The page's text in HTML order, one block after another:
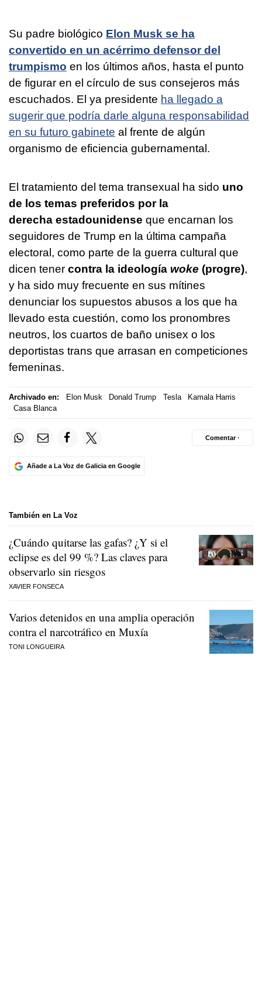
Su padre biológico Elon Musk se ha
convertido en un acérrimo defensor del
trumpismo en los últimos años, hasta el punto
de figurar en el círculo de sus consejeros más
escuchados. El ya presidente ha llegado a
sugerir que podría darle alguna responsabilidad
en su futuro gabinete al frente de algún
organismo de eficiencia gubernamental.
El tratamiento del tema transexual ha sido uno
de los temas preferidos por la
derecha estadounidense que encarnan los
seguidores de Trump en la última campaña
electoral, como parte de la guerra cultural que
dicen tener contra la ideología woke (progre),
y ha sido muy frecuente en sus mítines
denunciar los supuestos abusos a los que ha
llevado esta cuestión, como los pronombres
neutros, los cuartos de baño unisex o los
deportistas trans que arrasan en competiciones
femeninas.
Archivado en: Elon Musk Donald Trump Tesla
Kamala Harris
Casa Blanca
Añade a La Voz de Galicia en Google
Comentar ·
También en La Voz
¿Cuándo quitarse las gafas? ¿Y si el
eclipse es del 99 %? Las claves para
observarlo sin riesgos
XAVIER FONSECA
Varios detenidos en una amplia operación
contra el narcotráfico en Muxía
TONI LONGUEIRA